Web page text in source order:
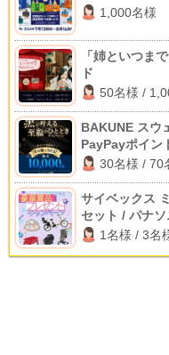
1,000名様
「姉といつま
ド
50名様 /
BAKUNE スウ
PayPayポイン
30名様 / 70
サイベックス
セット / パナ
1名様 / 3名